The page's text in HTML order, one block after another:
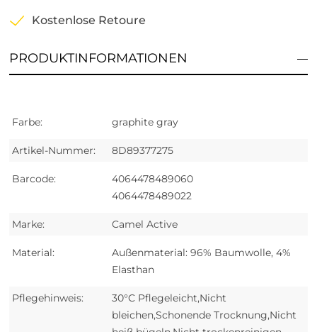
Kostenlose Retoure
PRODUKTINFORMATIONEN
Farbe: graphite gray
Artikel-Nummer: 8D89377275
Barcode:
4064478489060
4064478489022
Marke: Camel Active
Material:
Außenmaterial: 96% Baumwolle, 4%
Elasthan
Pflegehinweis:
30°C Pflegeleicht,Nicht
bleichen,Schonende Trocknung,Nicht